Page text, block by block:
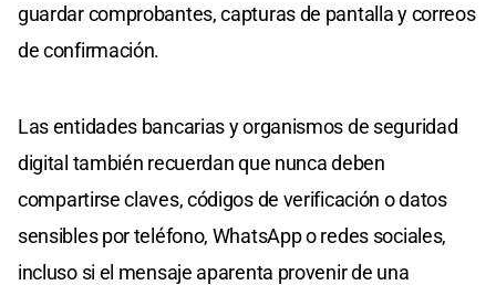
guardar comprobantes, capturas de pantalla y correos
de confirmación.
Las entidades bancarias y organismos de seguridad
digital también recuerdan que nunca deben
compartirse claves, códigos de verificación o datos
sensibles por teléfono, WhatsApp o redes sociales,
incluso si el mensaje aparenta provenir de una